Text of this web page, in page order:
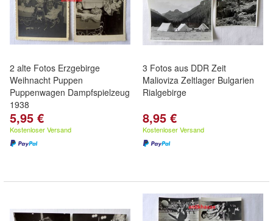
2 alte Fotos Erzgebirge
Weihnacht Puppen
Puppenwagen Dampfspielzeug
1938
5,95 €
Kostenloser Versand
3 Fotos aus DDR Zeit
Malioviza Zeltlager Bulgarien
Rialgebirge
8,95 €
Kostenloser Versand